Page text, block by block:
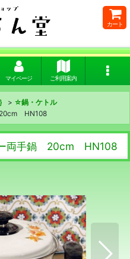
カート
マイページ ご利用案内
> ☆鍋・ケトル
HN108
両手鍋 20cm HN108